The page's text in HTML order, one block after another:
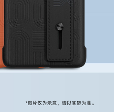
*图片仅为示意，请以实际为准。